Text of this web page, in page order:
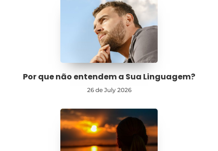
Por que não entendem a Sua Linguagem?
26 de July 2026